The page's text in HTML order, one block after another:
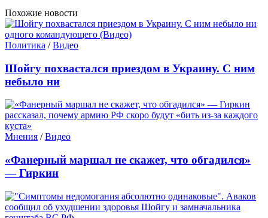
Похожие новости
Политика /Видео
Шойгу похвастался приездом в Украину. С ним
небыло ни
Мнения /Видео
«Фанерный маршал не скажет, что обгадился»
— Гиркин